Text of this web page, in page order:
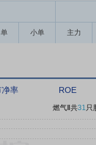
小单 主力
净率 ROE
燃气Ⅱ 共31只